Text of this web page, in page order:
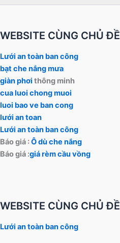
WEBSITE CÙNG CHỦ ĐỀ
Lưới an toàn ban công
bạt che nắng mưa
giàn phơi thông minh
cua luoi chong muoi
luoi bao ve ban cong
lưới an toan
Lưới an toàn ban công
Báo giá :Ô dù che nắng
Báo giá :giá rèm cầu vồng
WEBSITE CÙNG CHỦ ĐỀ
Lưới an toàn ban công